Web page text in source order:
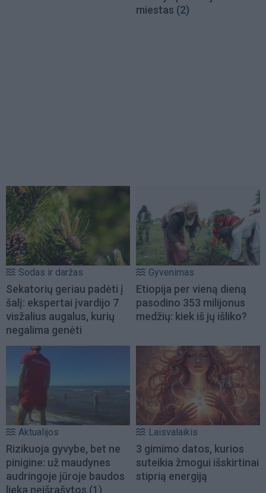
miestas (2)
Sodas ir daržas
Sekatorių geriau padėti į
šalį: ekspertai įvardijo 7
visžalius augalus, kurių
negalima genėti
Gyvenimas
Etiopija per vieną dieną
pasodino 353 milijonus
medžių: kiek iš jų išliko?
Aktualijos
Rizikuoja gyvybe, bet ne
pinigine: už maudynes
audringoje jūroje baudos
lieka neišrašytos (1)
Laisvalaikis
3 gimimo datos, kurios
suteikia žmogui išskirtinai
stiprią energiją